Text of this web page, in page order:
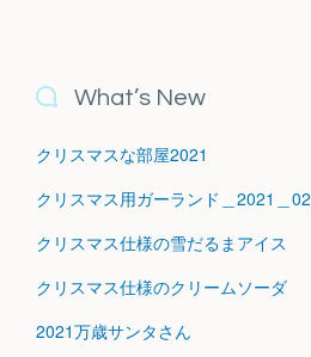
What’s New
クリスマスな部屋2021
クリスマス用ガーランド＿2021＿02
クリスマス仕様の雪だるまアイス
クリスマス仕様のクリームソーダ
2021万歳サンタさん